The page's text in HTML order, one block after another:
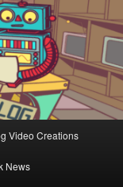
Video Creations
News